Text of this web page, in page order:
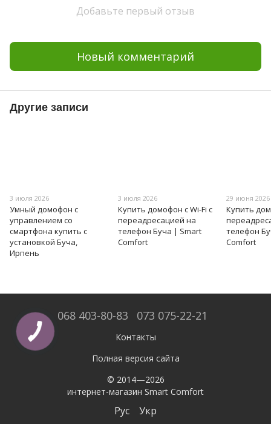
Добавьте первый отзыв
Новый комментарий
Другие записи
3 июля 2026
Умный домофон с
управлением со
смартфона купить с
установкой Буча,
Ирпень
3 июля 2026
Купить домофон с Wi-Fi с
переадресацией на
телефон Буча | Smart
Comfort
29 июня 2026
Купить
телефон
Comfort
068 403-80-83 073 075-22-21
Контакты
Полная версия сайта
© 2014—2026
интернет-магазин Smart Comfort
Рус Укр